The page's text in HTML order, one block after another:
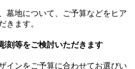
墓地について、ご予算などをヒア
きます。
刻等をご検討いただきます
インをご予算に合わせてお選びい